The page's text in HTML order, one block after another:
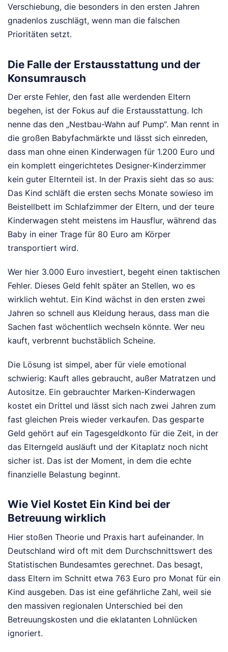
Verschiebung, die besonders in den ersten Jahren
gnadenlos zuschlägt, wenn man die falschen
Prioritäten setzt.
Die Falle der Erstausstattung und der
Konsumrausch
Der erste Fehler, den fast alle werdenden Eltern
begehen, ist der Fokus auf die Erstausstattung. Ich
nenne das den „Nestbau-Wahn auf Pump“. Man rennt in
die großen Babyfachmärkte und lässt sich einreden,
dass man ohne einen Kinderwagen für 1.200 Euro und
ein komplett eingerichtetes Designer-Kinderzimmer
kein guter Elternteil ist. In der Praxis sieht das so aus:
Das Kind schläft die ersten sechs Monate sowieso im
Beistellbett im Schlafzimmer der Eltern, und der teure
Kinderwagen steht meistens im Hausflur, während das
Baby in einer Trage für 80 Euro am Körper
transportiert wird.
Wer hier 3.000 Euro investiert, begeht einen taktischen
Fehler. Dieses Geld fehlt später an Stellen, wo es
wirklich wehtut. Ein Kind wächst in den ersten zwei
Jahren so schnell aus Kleidung heraus, dass man die
Sachen fast wöchentlich wechseln könnte. Wer neu
kauft, verbrennt buchstäblich Scheine.
Die Lösung ist simpel, aber für viele emotional
schwierig: Kauft alles gebraucht, außer Matratzen und
Autositze. Ein gebrauchter Marken-Kinderwagen
kostet ein Drittel und lässt sich nach zwei Jahren zum
fast gleichen Preis wieder verkaufen. Das gesparte
Geld gehört auf ein Tagesgeldkonto für die Zeit, in der
das Elterngeld ausläuft und der Kitaplatz noch nicht
sicher ist. Das ist der Moment, in dem die echte
finanzielle Belastung beginnt.
Wie Viel Kostet Ein Kind bei der
Betreuung wirklich
Hier stoßen Theorie und Praxis hart aufeinander. In
Deutschland wird oft mit dem Durchschnittswert des
Statistischen Bundesamtes gerechnet. Das besagt,
dass Eltern im Schnitt etwa 763 Euro pro Monat für ein
Kind ausgeben. Das ist eine gefährliche Zahl, weil sie
den massiven regionalen Unterschied bei den
Betreuungskosten und die eklatanten Lohnlücken
ignoriert.